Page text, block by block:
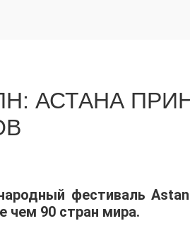
АСТАНА
фестиваль
чем 90 стран мира.